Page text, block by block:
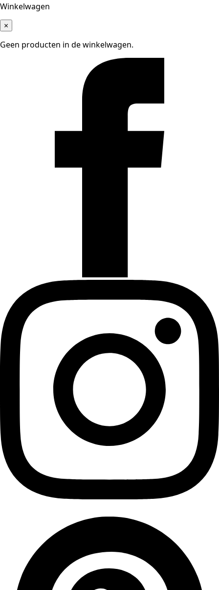
Winkelwagen
×
Geen producten in de winkelwagen.